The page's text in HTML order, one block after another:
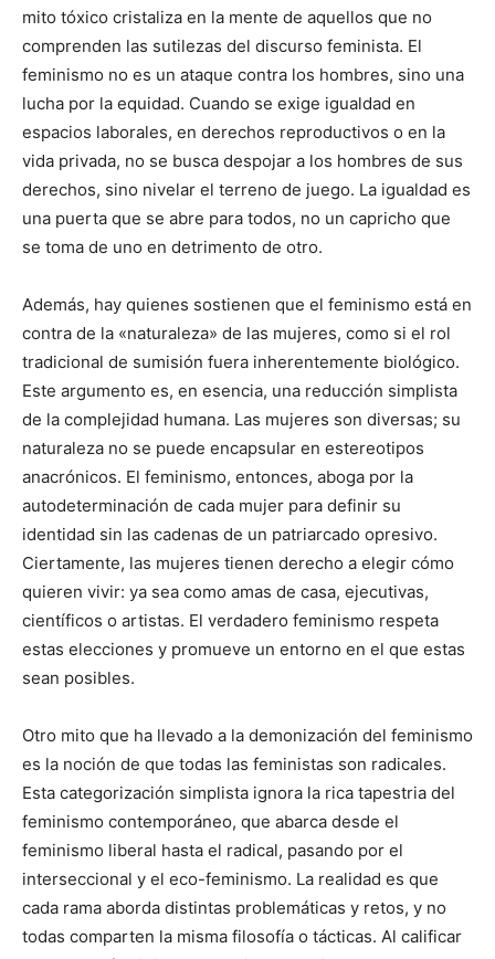
mito tóxico cristaliza en la mente de aquellos que no
comprenden las sutilezas del discurso feminista. El
feminismo no es un ataque contra los hombres, sino una
lucha por la equidad. Cuando se exige igualdad en
espacios laborales, en derechos reproductivos o en la
vida privada, no se busca despojar a los hombres de sus
derechos, sino nivelar el terreno de juego. La igualdad es
una puerta que se abre para todos, no un capricho que
se toma de uno en detrimento de otro.
Además, hay quienes sostienen que el feminismo está en
contra de la «naturaleza» de las mujeres, como si el rol
tradicional de sumisión fuera inherentemente biológico.
Este argumento es, en esencia, una reducción simplista
de la complejidad humana. Las mujeres son diversas; su
naturaleza no se puede encapsular en estereotipos
anacrónicos. El feminismo, entonces, aboga por la
autodeterminación de cada mujer para definir su
identidad sin las cadenas de un patriarcado opresivo.
Ciertamente, las mujeres tienen derecho a elegir cómo
quieren vivir: ya sea como amas de casa, ejecutivas,
científicos o artistas. El verdadero feminismo respeta
estas elecciones y promueve un entorno en el que estas
sean posibles.
Otro mito que ha llevado a la demonización del feminismo
es la noción de que todas las feministas son radicales.
Esta categorización simplista ignora la rica tapestria del
feminismo contemporáneo, que abarca desde el
feminismo liberal hasta el radical, pasando por el
interseccional y el eco-feminismo. La realidad es que
cada rama aborda distintas problemáticas y retos, y no
todas comparten la misma filosofía o tácticas. Al calificar